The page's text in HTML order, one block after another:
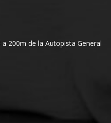
200m de la Autopista General